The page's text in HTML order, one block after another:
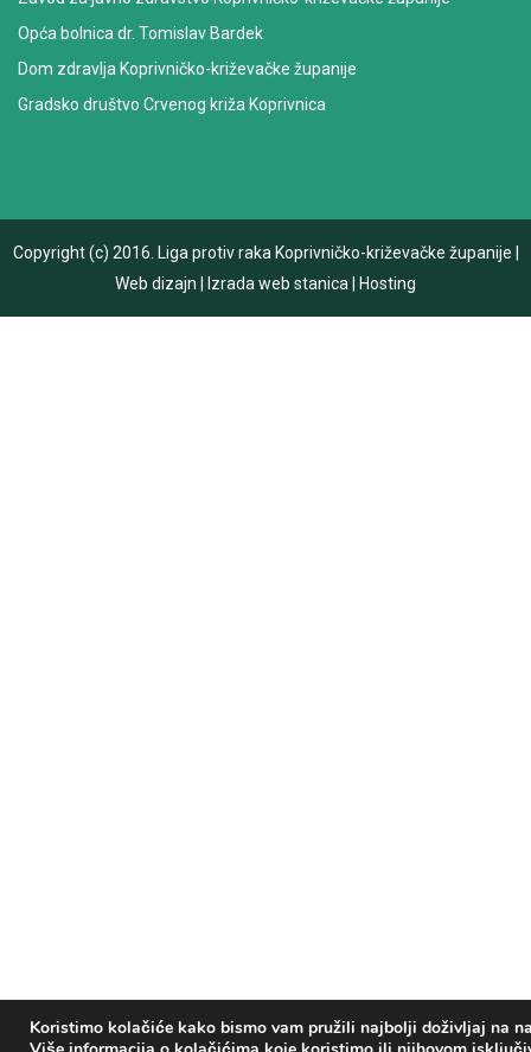
Koristimo kolačiće kako bismo vam pružili najbolji doživljaj na
Opća bolnica dr. Tomislav Bardek
Dom zdravlja Koprivničko-križevačke županije
Gradsko društvo Crvenog križa Koprivnica
Copyright (c) 2016. Liga protiv raka Koprivničko-križevačke županije
Web dizajn
Izrada web stanica Hosting